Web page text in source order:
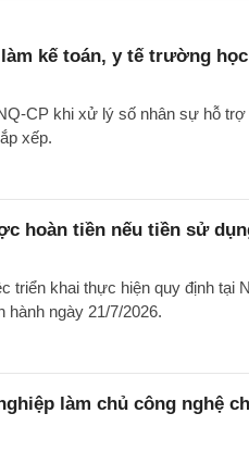
kế toán, y tế trường
CP khi xử lý số nhân sự hỗ trợ
xếp.
hoàn tiền nếu tiền sử
triển khai thực hiện quy định tại
hành ngày 21/7/2026.
làm chủ công nghệ